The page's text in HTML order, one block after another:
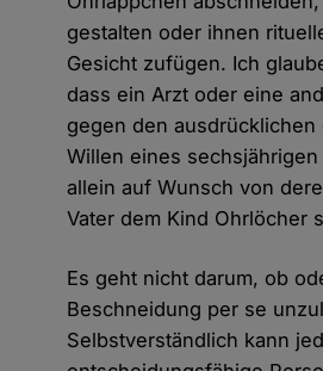
gestalten oder ihnen
Gesicht zufügen. Ich
dass ein Arzt oder eine
gegen den ausdrücklichen
Willen eines
allein auf Wunsch von
Vater dem Kind Ohrlöcher
Es geht nicht darum, ob
Beschneidung per se
Selbstverständlich kann